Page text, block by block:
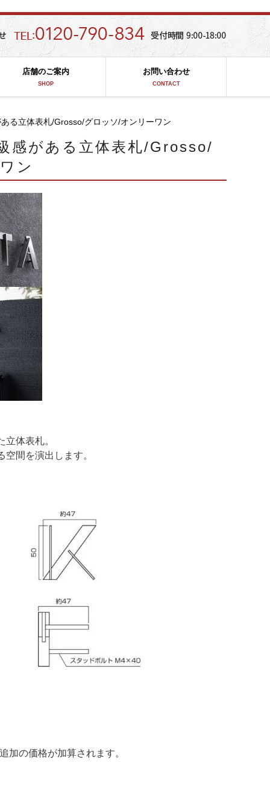
店舗のご案内
SHOP
お問い合わせ
CONTACT
る立体表札/Grosso/グロッソ/オンリーワン
感がある立体表札/Grosso/
ン
体表札。
間を演出します。
の価格が加算されます。